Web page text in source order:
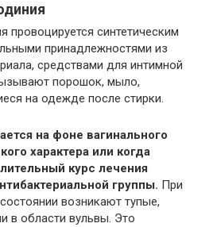
провоцируется синтетическим
принадлежностями из
средствами для интимной
порошок, мыло,
на одежде после стирки.
на фоне вагинального
характера или когда
курс лечения
группы. При
возникают тупые,
в области вульвы. Это